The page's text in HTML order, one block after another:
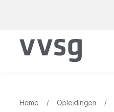
Home / Opleidingen /